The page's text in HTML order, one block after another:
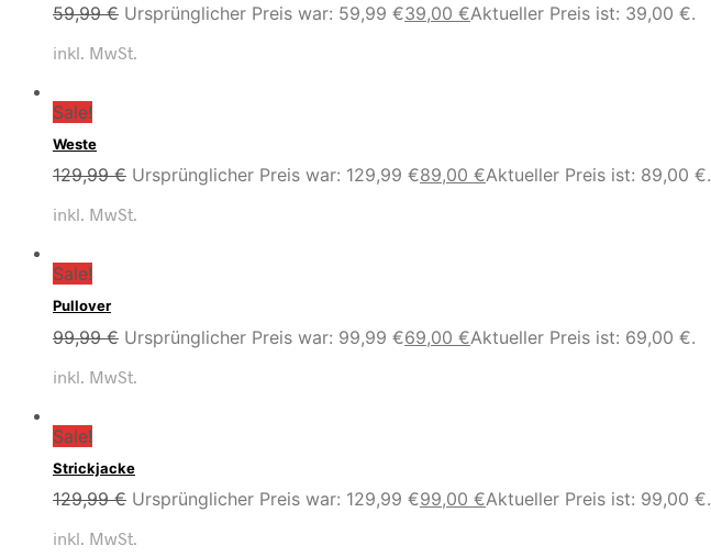
59,99€ Ursprünglicher Preis war: 59,99 €39,00 €Aktueller Preis ist: 39,00 €.
inkl. MwSt.
Sale!
Weste
129,99€ Ursprünglicher Preis war: 129,99 €89,00 €Aktueller Preis ist: 89,00 €.
inkl. MwSt.
Sale!
Pullover
99,99€ Ursprünglicher Preis war: 99,99 €69,00 €Aktueller Preis ist: 69,00 €.
inkl. MwSt.
Sale!
Strickjacke
129,99€ Ursprünglicher Preis war: 129,99 €99,00 €Aktueller Preis ist: 99,00 €.
inkl. MwSt.